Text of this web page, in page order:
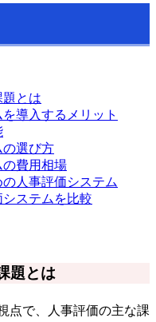
とは
導入するメリット
の選び方
費用相場
の人事評価システム
ステムを比較
題とは
点で、人事評価の主な課